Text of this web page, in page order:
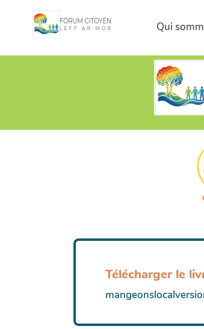
Aller au contenu principal
Qui
Télécharger le